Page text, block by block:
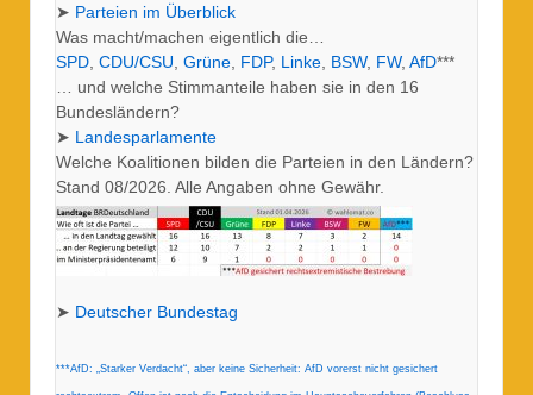
➤ Parteien im Überblick
Was macht/machen eigentlich die…
SPD CDU/CSU Grüne FDP, Linke BSW, FW, AfD***
… und welche Stimmanteile haben sie in den 16
Bundesländern?
➤ Landesparlamente
Welche Koalitionen bilden die Parteien in den Ländern?
Stand 08/2026. Alle Angaben ohne Gewähr.
➤ Deutscher Bundestag
***AfD: „Starker Verdacht“, aber keine Sicherheit: AfD vorerst nicht gesichert